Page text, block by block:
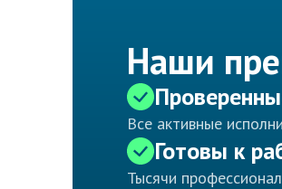
Наши
Все активные
Готовы к
Тысячи